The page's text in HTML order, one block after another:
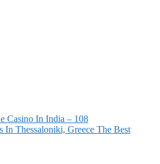
Casino In India – 108
In Thessaloniki, Greece The Best